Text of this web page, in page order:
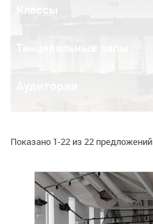
Классы
Показано 1-22 из 22 предложений